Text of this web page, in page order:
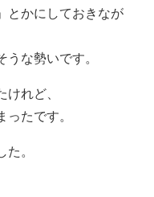
とかにしておきなが
うな勢いです。
けれど、
たです。
た。